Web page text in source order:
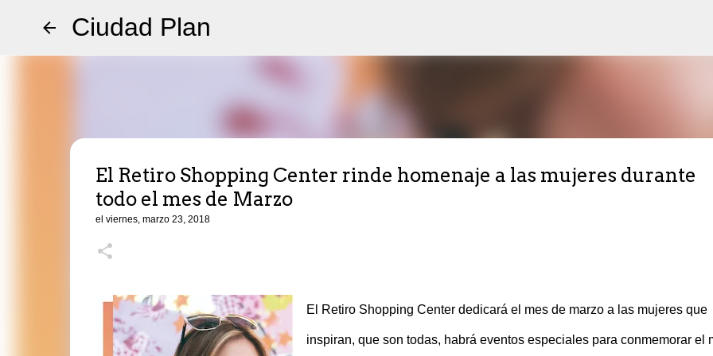
Ciudad Plan
El Retiro Shopping Center rinde homenaje a las mujeres durante
todo el mes de Marzo
el viernes, marzo 23, 2018
El Retiro Shopping Center dedicará el mes de marzo a las mujeres que
inspiran, que son todas, habrá eventos especiales para conmemorar el